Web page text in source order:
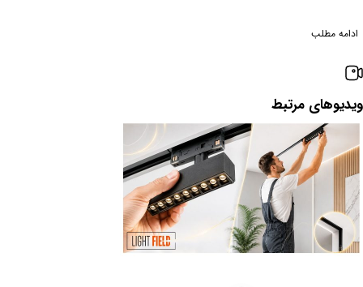
ادامه مطلب
ویدیوهای مرتبط